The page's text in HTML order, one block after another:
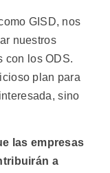
GISD, nos
nuestros
con los ODS.
plan para
sino
las empresas
a